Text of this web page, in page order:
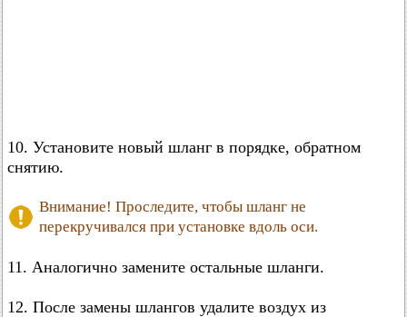
10. Установите новый шланг в порядке, обратном
снятию.
Внимание! Проследите, чтобы шланг не
перекручивался при установке вдоль оси.
11. Аналогично замените остальные шланги.
12. После замены шлангов удалите воздух из